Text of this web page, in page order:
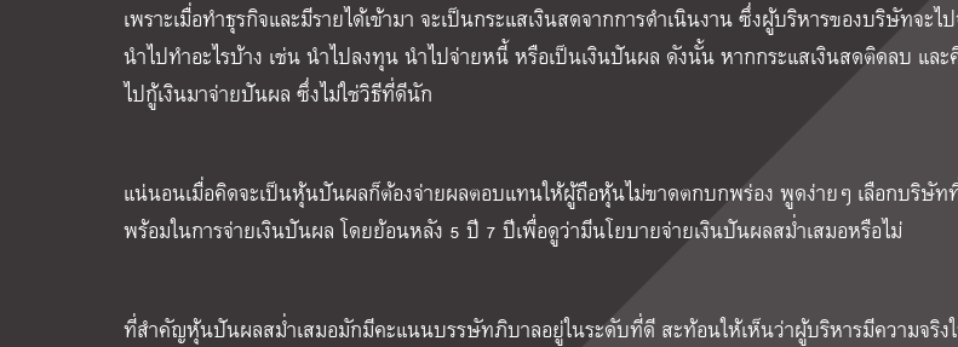
เพราะเมื่อทำธุรกิจและมีรายได้เข้ามา จะเป็นกระแสเงินสดจากการดำเนินงาน ซึ่งผู้บริหารของบริษัทจะไ
นำไปทำอะไรบ้าง เช่น นำไปลงทุน นำไปจ่ายหนี้ หรือเป็นเงินปันผล ดังนั้น หากกระแสเงินสดติดลบ แล
ไปกู้เงินมาจ่ายปันผล ซึ่งไม่ใช่วิธีที่ดีนัก
แน่นอนเมื่อคิดจะเป็นหุ้นปันผลก็ต้องจ่ายผลตอบแทนให้ผู้ถือหุ้นไม่ขาดตกบกพร่อง พูดง่ายๆ เลือกบริษัทที่
พร้อมในการจ่ายเงินปันผล โดยย้อนหลัง 5 ปี 7 ปีเพื่อดูว่ามีนโยบายจ่ายเงินปันผลสม่ำเสมอหรือไม่
ที่สำคัญหุ้นปันผลสม่ำเสมอมักมีคะแนนบรรษัทภิบาลอยู่ในระดับที่ดี สะท้อนให้เห็นว่าผู้บริหารมีความจริงใ